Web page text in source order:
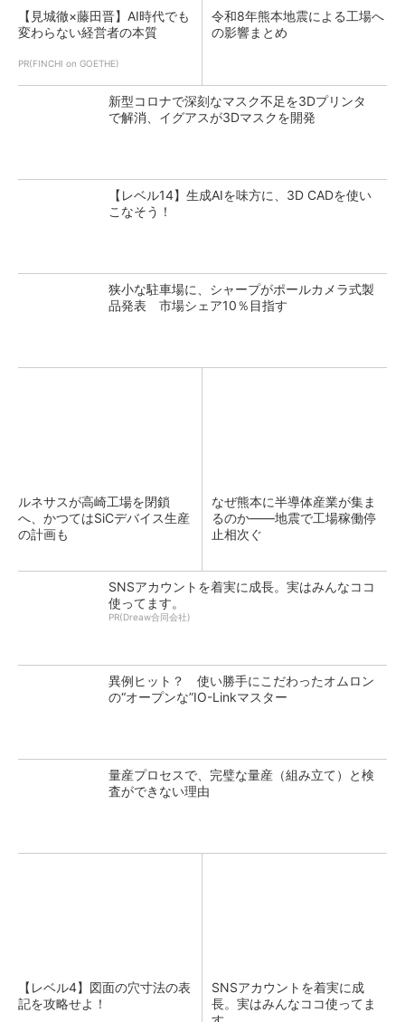
【見城徹×藤田晋】AI時代でも
変わらない経営者の本質
PR(FINCHI on GOETHE)
令和8年熊本地震による工場へ
の影響まとめ
新型コロナで深刻なマスク不足を3Dプリンタ
で解消、イグアスが3Dマスクを開発
【レベル14】生成AIを味方に、3D CADを使い
こなそう！
狭小な駐車場に、シャープがポールカメラ式製
品発表 市場シェア10％目指す
ルネサスが高崎工場を閉鎖
へ、かつてはSiCデバイス生産
の計画も
なぜ熊本に半導体産業が集ま
るのか――地震で工場稼働停
止相次ぐ
SNSアカウントを着実に成長。実はみんなココ
使ってます。
PR(Dreaw合同会社)
異例ヒット？ 使い勝手にこだわったオムロン
の“オープンな”IO-Linkマスター
量産プロセスで、完璧な量産（組み立て）と検
査ができない理由
【レベル4】図面の穴寸法の表
記を攻略せよ！
SNSアカウントを着実に成
長。実はみんなココ使ってま